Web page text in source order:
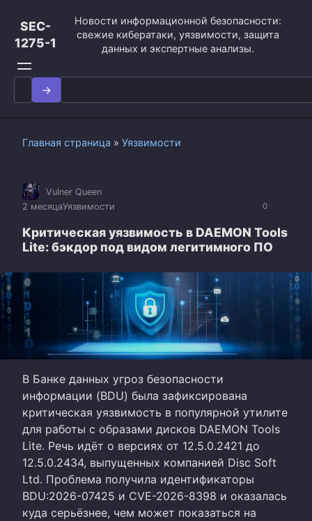
контенту
SEC-
1275-1
Новости информационной безопасности:
свежие кибератаки, уязвимости, защита
данных и экспертные анализы.
Search
for:
Главная страница » Уязвимости
0
Vulner Queen
2 месяцаУязвимости
Критическая уязвимость в DAEMON Tools
Lite: бэкдор под видом легитимного ПО
В Банке данных угроз безопасности
информации (BDU) была зафиксирована
критическая уязвимость в популярной утилите
для работы с образами дисков DAEMON Tools
Lite. Речь идёт о версиях от 12.5.0.2421 до
12.5.0.2434, выпущенных компанией Disc Soft
Ltd. Проблема получила идентификаторы
BDU:2026-07425 и CVE-2026-8398 и оказалась
куда серьёзнее, чем может показаться на